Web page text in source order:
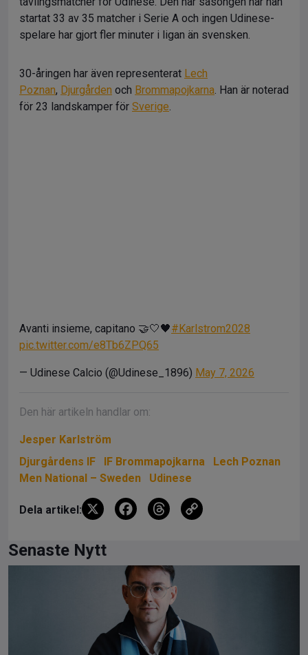
startat 33 av 35 matcher i Serie A och ingen Udinese-
spelare har gjort fler minuter i ligan än svensken.
30-åringen har även representerat Lech
Poznan, Djurgården och Brommapojkarna. Han är noterad
för 23 landskamper för Sverige.
Avanti insieme, capitano 🤝🤍🖤#Karlstrom2028
pic.twitter.com/e8Tb6ZPQ65
— Udinese Calcio (@Udinese_1896) May 7, 2026
Den här artikeln handlar om:
Jesper Karlström
Djurgårdens IF
IF Brommapojkarna
Lech Poznan
Men National – Sweden
Udinese
Dela artikel: X
F
b
o
o
k
T
a
d
s
Senaste Nytt